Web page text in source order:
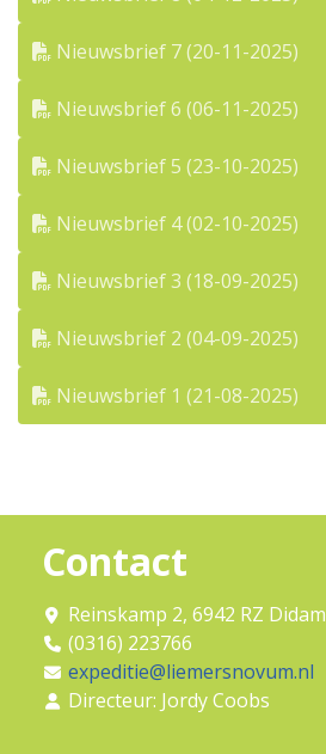
Nieuwsbrief 7 (20-11-2025)
Nieuwsbrief 6 (06-11-2025)
Nieuwsbrief 5 (23-10-2025)
Nieuwsbrief 4 (02-10-2025)
Nieuwsbrief 3 (18-09-2025)
Nieuwsbrief 2 (04-09-2025)
Nieuwsbrief 1 (21-08-2025)
Contact
Reinskamp 2, 6942 RZ Didam
(0316) 223766
expeditie@liemersnovum.nl
Directeur: Jordy Coobs